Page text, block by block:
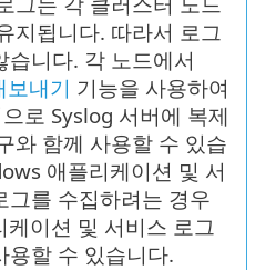
지됩니다. 따라서 로그
습니다. 각 노드에서
내기 기능을 사용하여
로 Syslog 서버에 복제
와 함께 사용할 수 있습
애플리케이션 및 서
그를 수집하려는 경우
이션 및 서비스 로그
용할 수 있습니다.